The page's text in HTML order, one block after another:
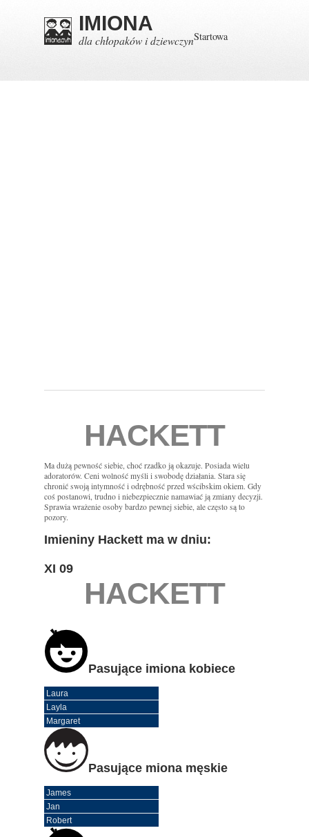
IMIONA
dla chłopaków i dziewczynStartowa
HACKETT
Ma dużą pewność siebie, choć rzadko ją okazuje. Posiada wielu
adoratorów. Ceni wolność myśli i swobodę działania. Stara się
chronić swoją intymność i odrębność przed wścibskim okiem. Gdy
coś postanowi, trudno i niebezpiecznie namawiać ją zmiany decyzji.
Sprawia wrażenie osoby bardzo pewnej siebie, ale często są to
pozory.
Imieniny Hackett ma w dniu:
XI 09
HACKETT
Pasujące imiona kobiece
Laura
Layla
Margaret
Pasujące miona męskie
James
Jan
Robert